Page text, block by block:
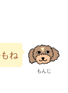
もんじ
ね